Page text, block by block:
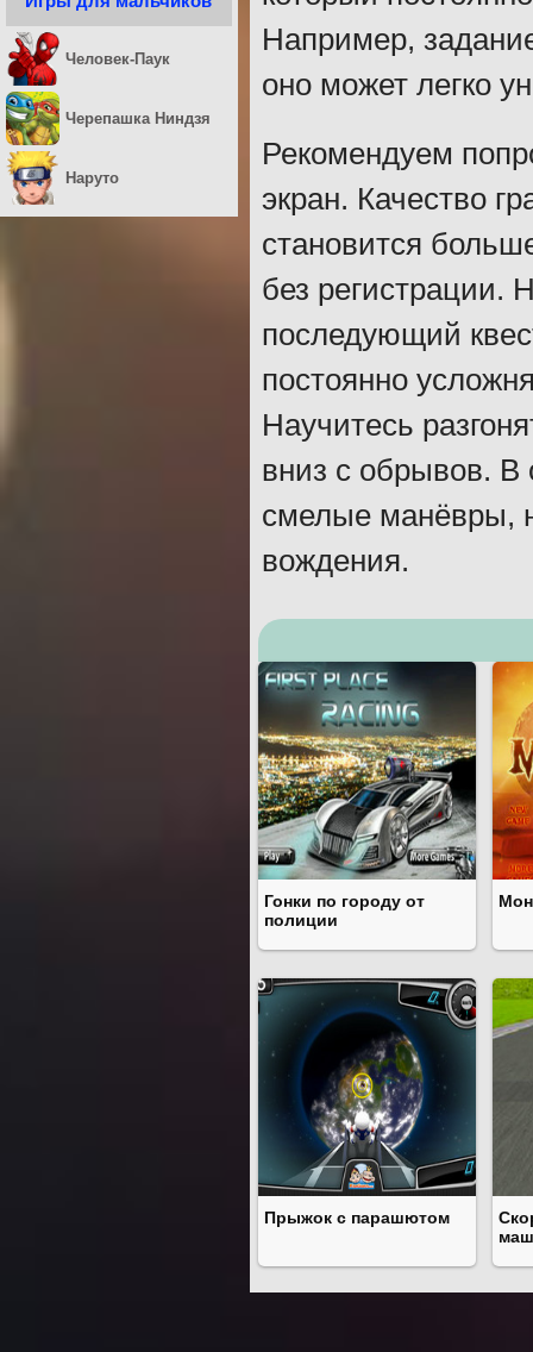
Например,
оно может легко
Рекомендуем
экран. Качество
становится
без регистрации.
последующий
постоянно
Научитесь
вниз с обрывов.
смелые манёвры,
вождения.
Гонки по городу от
полиции
Прыжок с парашютом
Человек-Паук
Черепашка Ниндзя
Наруто